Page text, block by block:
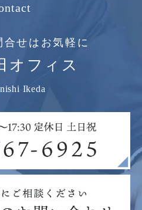
合せはお気軽に
オフィス
Ikeda